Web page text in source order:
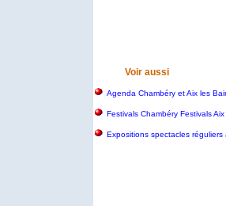
Voir aussi
Agenda Chambéry et Aix les
Festivals Chambéry Festivals
Expositions spectacles